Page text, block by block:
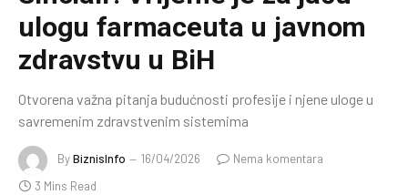
ulogu farmaceuta u javnom
zdravstvu u BiH
Otvorena važna pitanja budućnosti profesije i njene uloge u
savremenim zdravstvenim sistemima
ByBiznisInfo 16/04/2026
Nema komentara
3 Mins Read